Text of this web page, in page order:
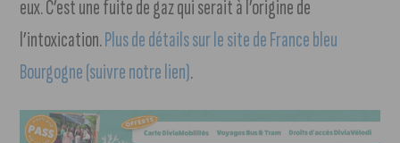
eux. C’est une fuite de gaz qui serait à l’origine de
l’intoxication.Plus de détails sur le site de France bleu
Bourgogne (suivre notre lien).